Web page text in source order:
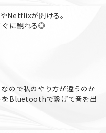
Netflixが開ける。
ぐに観れる◎
ので私のやり方が違うのか
をBluetoothで繋げて音を出